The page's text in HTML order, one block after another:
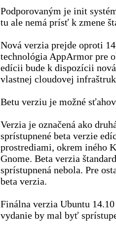
Podporovaným je init
tu ale nemá prísť k zmene
Nová verzia prejde oproti
technológia AppArmor pre
edícii bude k dispozícii
vlastnej cloudovej
Betu verziu je možné
Verzia je označená ako
sprístupnené beta verzie
prostrediami, okrem iného
Gnome. Beta verzia
sprístupnená nebola. Pre
beta verzia.
Finálna verzia Ubuntu
vydanie by mal byť